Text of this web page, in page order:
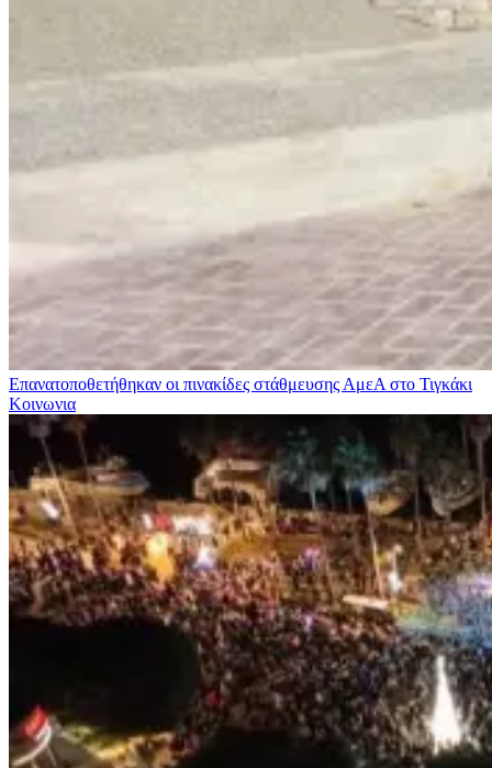
Επανατοποθετήθηκαν οι πινακίδες στάθμευσης ΑμεΑ στο Τιγκάκι
Κοινωνια